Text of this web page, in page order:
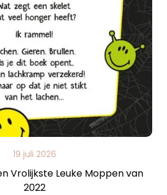
19 juli 2026
Vrolijkste Leuke Moppen van
2022